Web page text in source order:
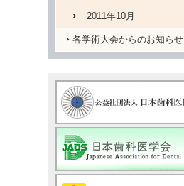
2011年10月
各学術大会からのお知らせ